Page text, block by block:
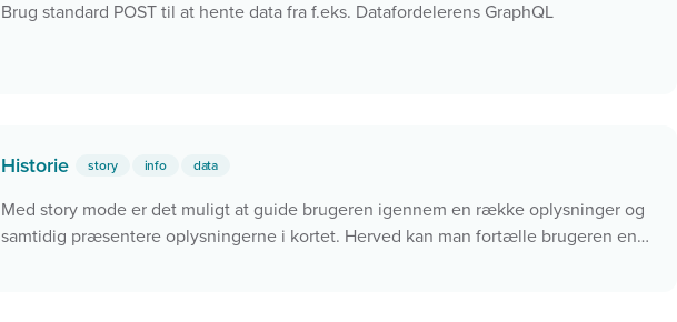
Brug standard POST til at hente data fra f.eks. Datafordelerens GraphQL
Historie story info data
Med story mode er det muligt at guide brugeren igennem en række oplysninger og
samtidig præsentere oplysningerne i kortet. Herved kan man fortælle brugeren en